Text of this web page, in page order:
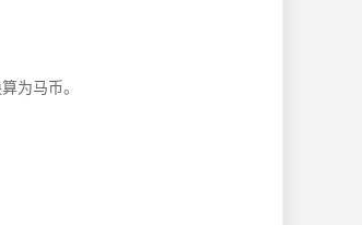
为马币。